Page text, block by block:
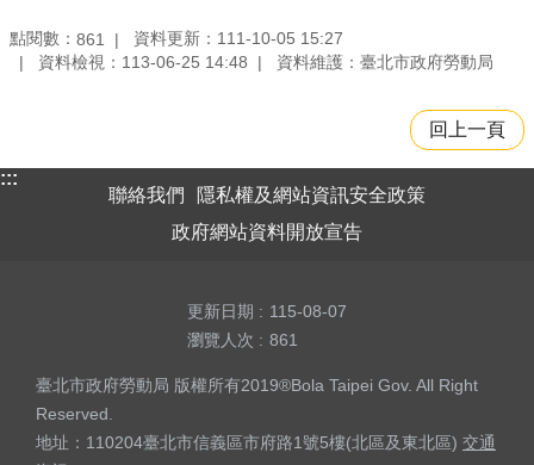
點閱數： 861
資料更新：111-10-05 15:27
資料檢視：113-06-25 14:48
資料維護：臺北市政府勞動局
回上一頁
:::
聯絡我們
隱私權及網站資訊安全政策
政府網站資料開放宣告
更新日期
115-08-07
瀏覽人次
861
臺北市政府勞動局 版權所有2019®Bola Taipei Gov. All Right
Reserved.
地址：110204臺北市信義區市府路1號5樓(北區及東北區) 交通